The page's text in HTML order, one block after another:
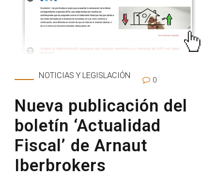
NOTICIAS Y LEGISLACIÓN 0
Nueva publicación del
boletín ‘Actualidad
Fiscal’ de Arnaut
Iberbrokers